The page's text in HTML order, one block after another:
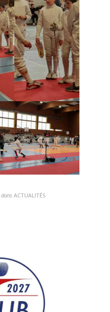
dans ACTUALITÉS